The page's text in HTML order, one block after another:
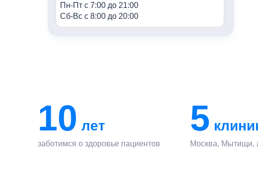
Пн-Пт с 7:00 до 21:00
Сб-Вс с 8:00 до 20:00
Часы работы:
Пн-Пт с 7:00 до 21:00
Сб-Вс с 8:00 до 20:00
«Семья» г.Лобня, ул.Победы
10 лет
заботимся о здоровье пациентов
5
Москва, Мытищи,